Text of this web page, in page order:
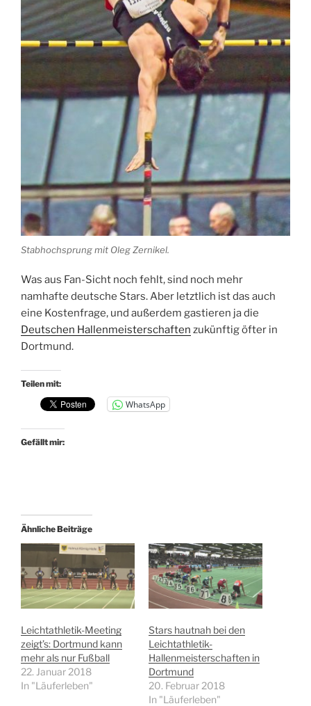
Stabhochsprung mit Oleg Zernikel.
Was aus Fan-Sicht noch fehlt, sind noch mehr
namhafte deutsche Stars. Aber letztlich ist das auch
eine Kostenfrage, und außerdem gastieren ja die
Deutschen Hallenmeisterschaften zukünftig öfter in
Dortmund.
Teilen mit:
WhatsApp
Gefällt mir:
Ähnliche Beiträge
Leichtathletik-Meeting
zeigt’s: Dortmund kann
mehr als nur Fußball
22. Januar 2018
In "Läuferleben"
Stars hautnah bei den
Leichtathletik-
Hallenmeisterschaften in
Dortmund
20. Februar 2018
In "Läuferleben"